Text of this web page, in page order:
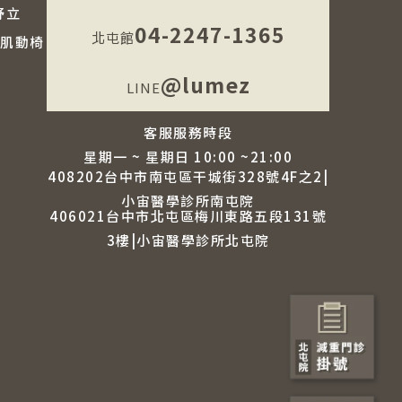
立
動椅
北屯館04-2247-1365
LINE@lumez
客服服務時段
星期一 ~ 星期日 10:00 ~21:00
408202台中市南屯區干城街328號4F之2|
小宙醫學診所南屯院
406021台中市北屯區梅川東路五段131號
3樓|小宙醫學診所北屯院